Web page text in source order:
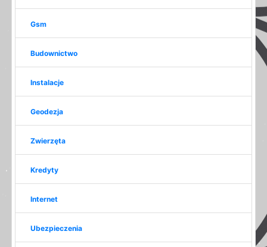
Gsm
Budownictwo
Instalacje
Geodezja
Zwierzęta
Kredyty
Internet
Ubezpieczenia